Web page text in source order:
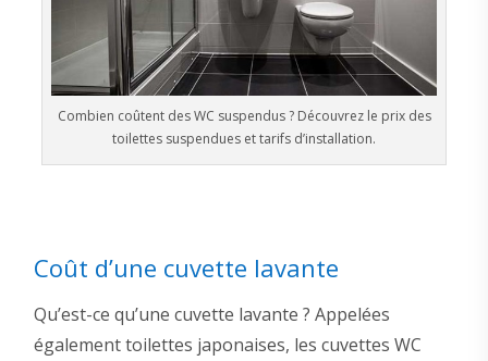
Combien coûtent des WC suspendus ? Découvrez le prix des
toilettes suspendues et tarifs d’installation.
Coût d’une cuvette lavante
Qu’est-ce qu’une cuvette lavante ? Appelées
également toilettes japonaises, les cuvettes WC